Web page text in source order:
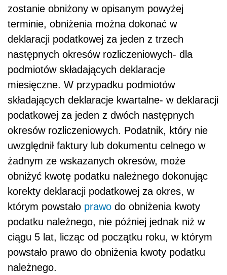
zostanie obniżony w opisanym powyżej
terminie, obniżenia można dokonać w
deklaracji podatkowej za jeden z trzech
następnych okresów rozliczeniowych- dla
podmiotów składających deklaracje
miesięczne. W przypadku podmiotów
składających deklaracje kwartalne- w deklaracji
podatkowej za jeden z dwóch następnych
okresów rozliczeniowych. Podatnik, który nie
uwzględnił faktury lub dokumentu celnego w
żadnym ze wskazanych okresów, może
obniżyć kwotę podatku należnego dokonując
korekty deklaracji podatkowej za okres, w
którym powstało prawo do obniżenia kwoty
podatku należnego, nie później jednak niż w
ciągu 5 lat, licząc od początku roku, w którym
powstało prawo do obniżenia kwoty podatku
należnego.